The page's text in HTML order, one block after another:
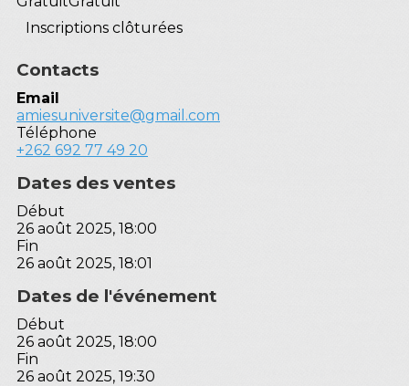
Inscriptions clôturées
Contacts
Email
amiesuniversite@gmail.com
Téléphone
+262 692 77 49 20
Dates des ventes
Début
26 août 2025, 18:00
Fin
26 août 2025, 18:01
Dates de l'événement
Début
26 août 2025, 18:00
Fin
26 août 2025, 19:30